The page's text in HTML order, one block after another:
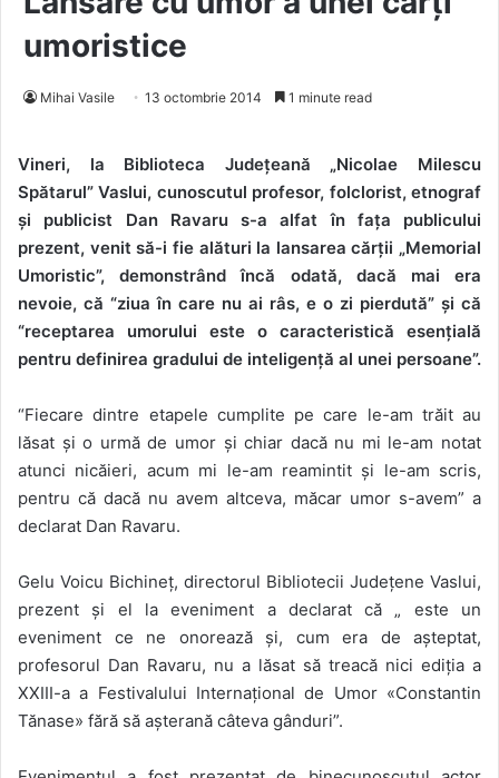
umoristice
Mihai Vasile 13 octombrie 2014 1 minute read
Vineri, la Biblioteca Județeană „Nicolae Milescu
Spătarul” Vaslui, cunoscutul profesor, folclorist, etnograf
și publicist Dan Ravaru s-a alfat în fața publicului
prezent, venit să-i fie alături la lansarea cărții „Memorial
Umoristic”, demonstrând încă odată, dacă mai era
nevoie, că “ziua în care nu ai râs, e o zi pierdută” și că
“receptarea umorului este o caracteristică esențială
pentru definirea gradului de inteligență al unei persoane”.
“Fiecare dintre etapele cumplite pe care le-am trăit au
lăsat și o urmă de umor și chiar dacă nu mi le-am notat
atunci nicăieri, acum mi le-am reamintit și le-am scris,
pentru că dacă nu avem altceva, măcar umor s-avem” a
declarat Dan Ravaru.
Gelu Voicu Bichineț, directorul Bibliotecii Județene Vaslui,
prezent și el la eveniment a declarat că „ este un
eveniment ce ne onorează și, cum era de așteptat,
profesorul Dan Ravaru, nu a lăsat să treacă nici ediția a
XXIII-a a Festivalului Internațional de Umor «Constantin
Tănase» fără să așterană câteva gânduri”.